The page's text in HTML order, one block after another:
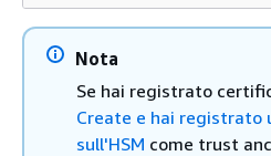
Nota
Se hai registrato
Create e hai registrato
sull'HSM come trust